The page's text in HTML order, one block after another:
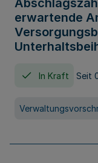
erwartende
In Kraft Seit